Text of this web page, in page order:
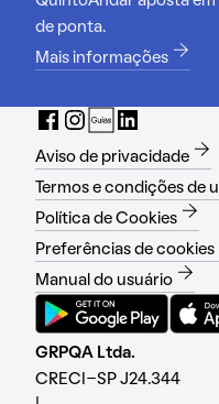
de ponta.
Mais informações
Aviso de privacidade
Termos e condições de
Política de Cookies
Preferências de cookies
Manual do usuário
GRPQA Ltda.
CRECI-SP J24.344